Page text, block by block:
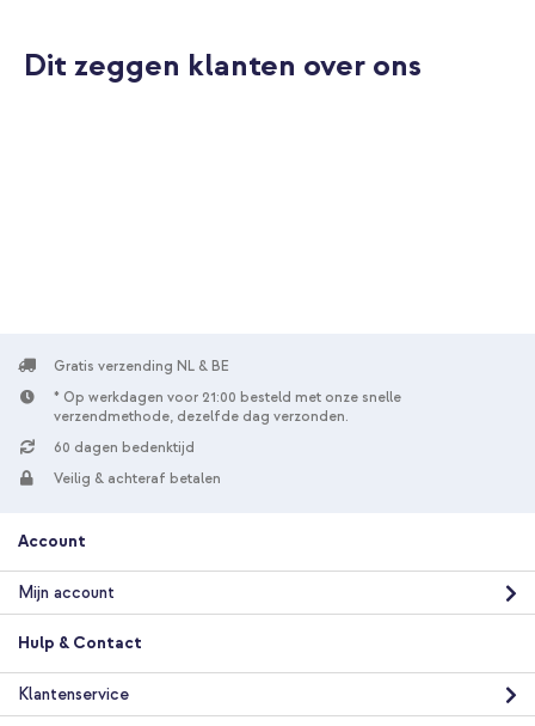
Dit zeggen klanten over ons
Gratis verzending NL & BE
* Op werkdagen voor 21:00 besteld met onze snelle
verzendmethode, dezelfde dag verzonden.
60 dagen bedenktijd
Veilig & achteraf betalen
Account
Mijn account
Hulp & Contact
Klantenservice